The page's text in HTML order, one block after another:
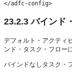
</adfc-config>
23.2.3バインド
デフォルト・アクティ
ンド・タスク・フロー
バインドなしタスク・